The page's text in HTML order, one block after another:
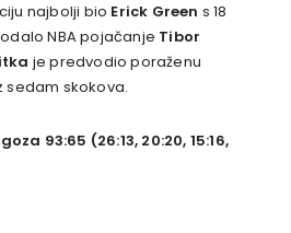
najbolji bio Erick Green s 18
NBA pojačanje Tibor
je predvodio poraženu
sedam skokova.
93:65 (26:13, 20:20, 15:16,